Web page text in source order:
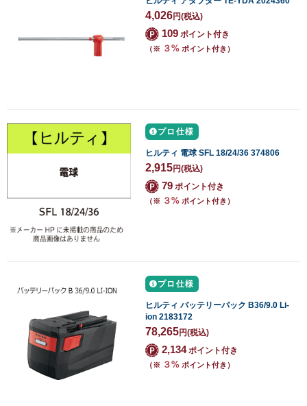
4,026円(税込)
109 ポイント付き
（※ ３% ポイント付き）
プロ仕様
ヒルティ 電球 SFL 18/24/36 374806
2,915円(税込)
79 ポイント付き
（※ ３% ポイント付き）
プロ仕様
ヒルティ バッテリーパック B36/9.0 Li-
ion 2183172
78,265円(税込)
2,134ポイント付き
（※ ３% ポイント付き）